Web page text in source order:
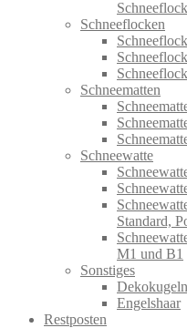
Schneeflocken
Schneematten
Schneewatte
Standard,
M1 und B1
Sonstiges
Dekokugeln
Engelshaar
Restposten